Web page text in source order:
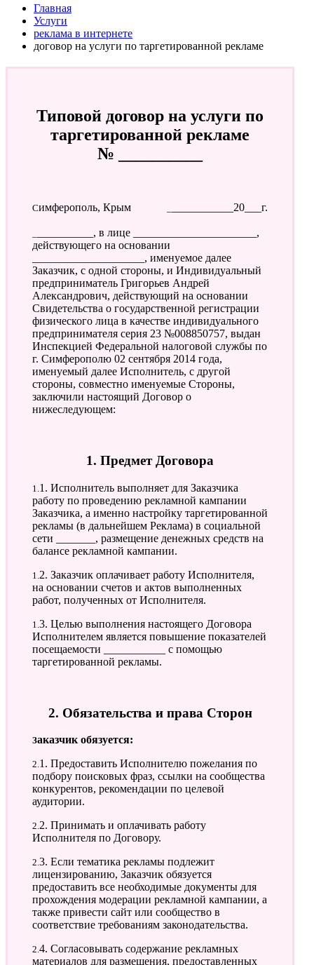
Главная
Услуги
реклама в интернете
договор на услуги по таргетированной рекламе
Типовой договор на услуги по
таргетированной рекламе
№ __________
____________20___г.
Симферополь, Крым
действующего на основании
____________________, именуемое далее
Заказчик, с одной стороны, и Индивидуальный
предприниматель Григорьев Андрей
Александрович, действующий на основании
Свидетельства о государственной регистрации
физического лица в качестве индивидуального
предпринимателя серия 23 №008850757, выдан
Инспекцией Федеральной налоговой службы по
г. Симферополю 02 сентября 2014 года,
именуемый далее Исполнитель, с другой
стороны, совместно именуемые Стороны,
заключили настоящий Договор о
нижеследующем:
1. Предмет Договора
1.1. Исполнитель выполняет для Заказчика
работу по проведению рекламной кампании
Заказчика, а именно настройку таргетированной
рекламы (в дальнейшем Реклама) в социальной
сети _______, размещение денежных средств на
балансе рекламной кампании.
1.2. Заказчик оплачивает работу Исполнителя,
на основании счетов и актов выполненных
работ, полученных от Исполнителя.
1.3. Целью выполнения настоящего Договора
Исполнителем является повышение показателей
посещаемости ___________ с помощью
таргетированной рекламы.
2. Обязательства и права Сторон
Заказчик обязуется:
2.1. Предоставить Исполнителю пожелания по
подбору поисковых фраз, ссылки на сообщества
конкурентов, рекомендации по целевой
аудитории.
2.2. Принимать и оплачивать работу
Исполнителя по Договору.
2.3. Если тематика рекламы подлежит
лицензированию, Заказчик обязуется
предоставить все необходимые документы для
прохождения модерации рекламной кампании, а
также привести сайт или сообщество в
соответствие требованиям законодательства.
2.4. Согласовывать содержание рекламных
материалов для размещения, предоставленных